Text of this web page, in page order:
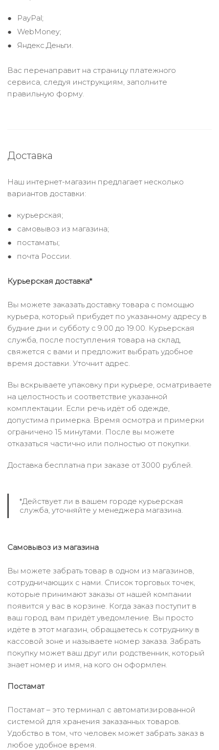
PayPal;
WebMoney;
Яндекс.Деньги.
Вас перенаправит на страницу платежного
сервиса, следуя инструкциям, заполните
правильную форму.
Доставка
Наш интернет-магазин предлагает несколько
вариантов доставки:
курьерская;
самовывоз из магазина;
постаматы;
почта России.
Курьерская доставка*
Вы можете заказать доставку товара с помощью
курьера, который прибудет по указанному адресу в
будние дни и субботу с 9.00 до 19.00. Курьерская
служба, после поступления товара на склад,
свяжется с вами и предложит выбрать удобное
время доставки. Уточнит адрес.
Вы вскрываете упаковку при курьере, осматриваете
на целостность и соответствие указанной
комплектации. Если речь идёт об одежде,
допустима примерка. Время осмотра и примерки
ограничено 15 минутами. После вы можете
отказаться частично или полностью от покупки.
Доставка бесплатна при заказе от 3000 рублей.
*Действует ли в вашем городе курьерская
служба, уточняйте у менеджера магазина.
Самовывоз из магазина
Вы можете забрать товар в одном из магазинов,
сотрудничающих с нами. Список торговых точек,
которые принимают заказы от нашей компании
появится у вас в корзине. Когда заказ поступит в
ваш город, вам придёт уведомление. Вы просто
идёте в этот магазин, обращаетесь к сотруднику в
кассовой зоне и называете номер заказа. Забрать
покупку может ваш друг или родственник, который
знает номер и имя, на кого он оформлен.
Постамат
Постамат – это терминал с автоматизированной
системой для хранения заказанных товаров.
Удобство в том, что человек может забрать заказ в
любое удобное время.